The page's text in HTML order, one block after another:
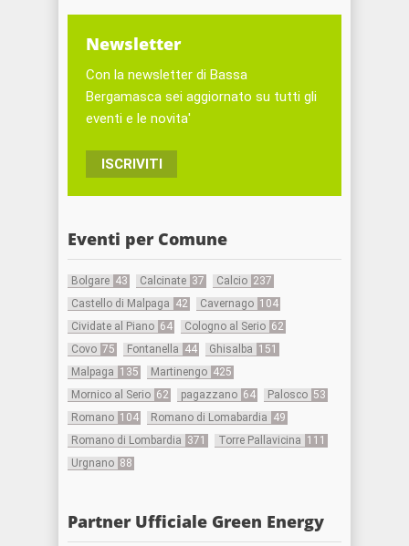
Newsletter
Con la newsletter di Bassa
Bergamasca sei aggiornato su tutti gli
eventi e le novita'
ISCRIVITI
Eventi per Comune
Bolgare 43 Calcinate 37 Calcio 237
Castello di Malpaga 42 Cavernago 104
Cividate al Piano 64 Cologno al Serio 62
Covo 75 Fontanella 44 Ghisalba 151
Malpaga 135 Martinengo 425
Mornico al Serio 62 pagazzano 64 Palosco 53
Romano 104 Romano di Lomabardia 49
Romano di Lombardia 371 Torre Pallavicina 111
Urgnano 88
Partner Ufficiale Green Energy